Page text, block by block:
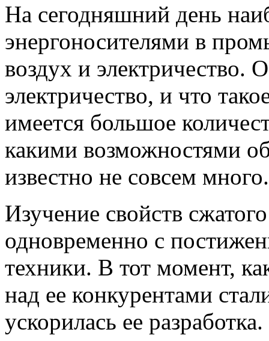
На сегодняшний день
энергоносителями в
воздух и электричество.
электричество, и что
имеется большое
какими возможностями
известно не совсем много.
Изучение свойств
одновременно с
техники. В тот момент,
над ее конкурентами
ускорилась ее разработка.